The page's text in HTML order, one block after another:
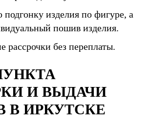
подгонку изделия по фигуре, а
пошив изделия.
рассрочки без переплаты.
И ВЫДАЧИ
В ИРКУТСКЕ